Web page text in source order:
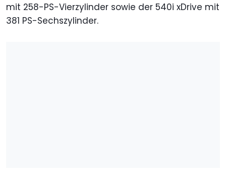
mit 258-PS-Vierzylinder sowie der 540i xDrive mit
381 PS-Sechszylinder.